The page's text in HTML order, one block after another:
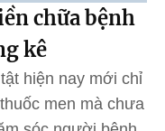
chữa bệnh
kê
hiện nay mới chỉ
men mà chưa